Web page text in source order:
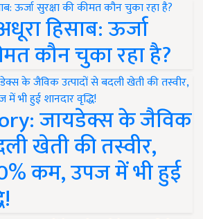
हिसाब: ऊर्जा
कौन चुका रहा है?
जायडेक्स के जैविक
खेती की तस्वीर,
कम, उपज में भी हुई